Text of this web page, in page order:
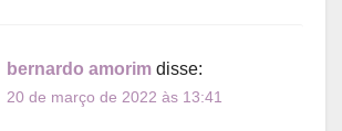
bernardo amorim disse:
20 de março de 2022 às 13:41